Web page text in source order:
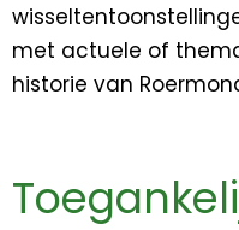
met actuele of
historie van